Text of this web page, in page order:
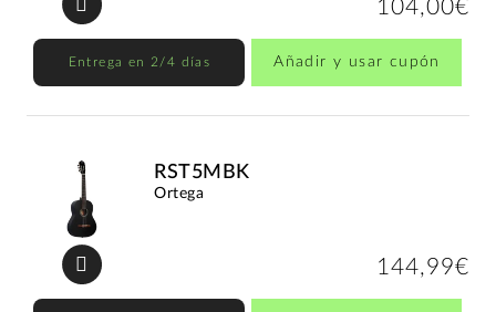
104,00€
Entrega en 2/4 días Añadir y usar cupón
RST5MBK
Ortega
144,99€